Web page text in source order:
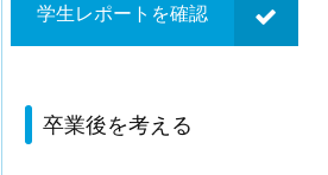
学生レポートを確認
卒業後を考える